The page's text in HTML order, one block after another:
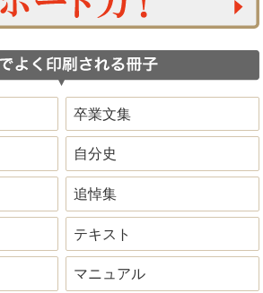
卒業文集
自分史
追悼集
テキスト
マニュアル